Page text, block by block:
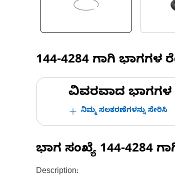
144-4284 ಗಾಗಿ ಭಾಗಗಳ
ವಿವರವಾದ ಭಾಗಗಳ
ನಿಮ್ಮ ಸಲಕರಣೆಗಳನ್ನು ಸೇರಿಸಿ
ಭಾಗ ಸಂಖ್ಯೆ 144-4284
Description: